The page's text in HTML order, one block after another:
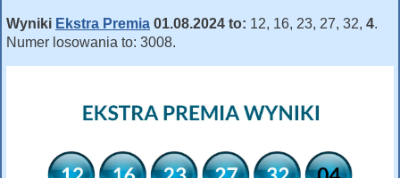
Wyniki Ekstra Premia 01.08.2024 to: 12, 16, 23, 27, 32, 4.
Numer losowania to: 3008.